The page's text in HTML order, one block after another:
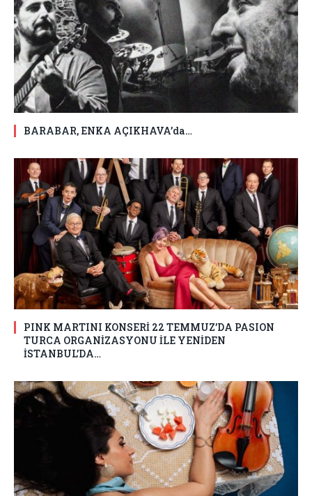
BARABAR, ENKA AÇIKHAVA’da…
PINK MARTINI KONSERİ 22 TEMMUZ’DA PASION
TURCA ORGANİZASYONU İLE YENİDEN
İSTANBUL’DA…